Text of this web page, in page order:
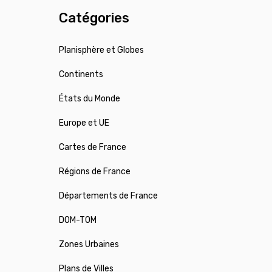
Catégories
Planisphère et Globes
Continents
États du Monde
Europe et UE
Cartes de France
Régions de France
Départements de France
DOM-TOM
Zones Urbaines
Plans de Villes